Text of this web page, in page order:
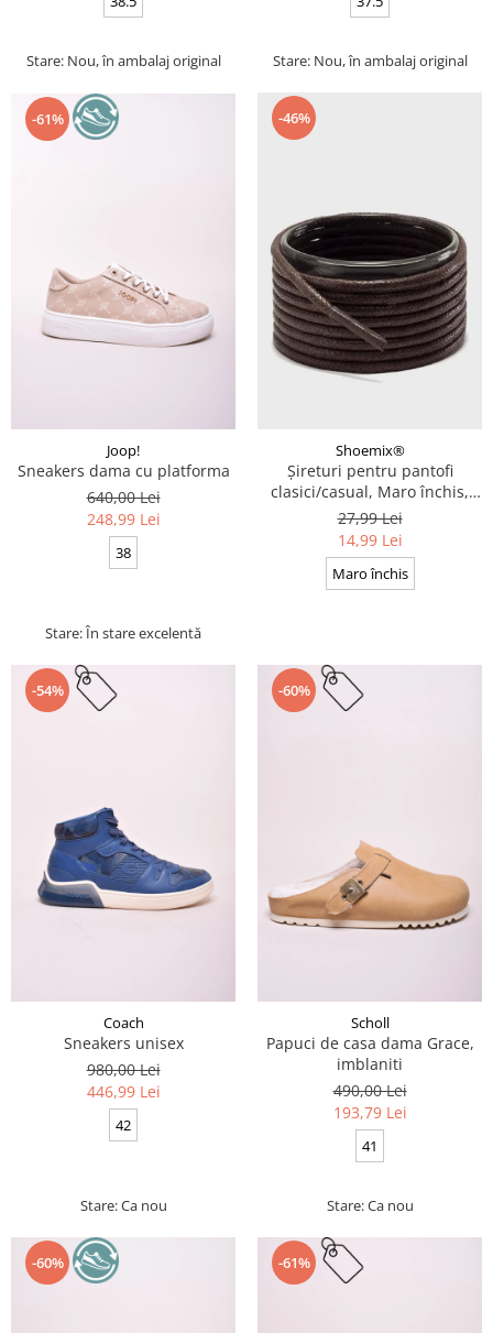
Stare: Nou, în ambalaj original Stare: Nou, în ambalaj original
-61%
Joop!
Sneakers dama cu platforma
640,00 Lei
248,99 Lei
38
Stare: În stare excelentă
-46%
Shoemix®
Șireturi pentru pantofi
clasici/casual, Maro închis,
Cerate, Calitate premium, 110
cm x 0.3 cm
27,99 Lei
14,99 Lei
Maro închis
-54%
Coach
Sneakers unisex
980,00 Lei
446,99 Lei
42
Stare: Ca nou
-60%
Scholl
Papuci de casa dama Grace,
imblaniti
490,00 Lei
193,79 Lei
41
Stare: Ca nou
-60% -61%